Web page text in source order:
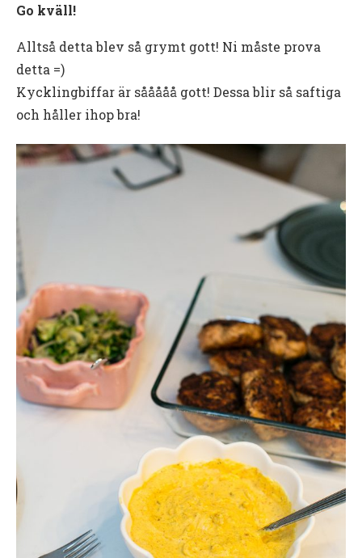
Go kväll!
Alltså detta blev så grymt gott! Ni måste prova
detta =)
Kycklingbiffar är sååååå gott! Dessa blir så saftiga
och håller ihop bra!